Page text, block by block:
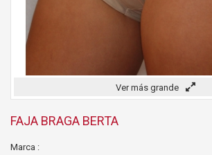
Ver más grande
FAJA BRAGA BERTA
Marca :